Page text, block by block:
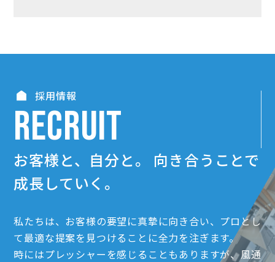
採用情報
RECRUIT
お客様と、自分と。
向き合うことで
成長していく。
私たちは、お客様の要望に真摯に向き合い、プロとし
て最適な提案を見つけることに全力を注ぎます。
時にはプレッシャーを感じることもありますが、風通